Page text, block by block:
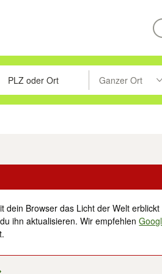
mit den Pfeiltasten nach oben/
oder Ort eingeben. Eingabetaste
Ganzer Ort
Suche im
dein Browser das Licht der Welt
ihn aktualisieren. Wir empfehlen